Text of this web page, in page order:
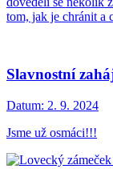
tom, jak je chránit a
Slavnostní
Datum: 2. 9. 2024
Jsme už osmáci!!!